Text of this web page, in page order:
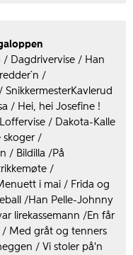
/ Dagdrivervise / Han
/
SnikkermesterKavlerud
/ Hei, hei Josefine !
/ Dakota-Kalle
skoger /
/ Bildilla /På
/
i mai / Frida og
/Han Pelle-Johnny
lirekassemann /En får
Med gråt og tenners
/ Vi stoler på'n